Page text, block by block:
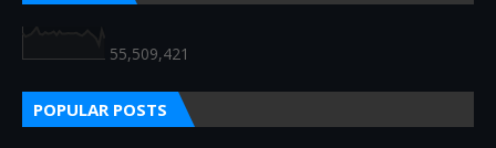
55,509,421
POPULAR POSTS